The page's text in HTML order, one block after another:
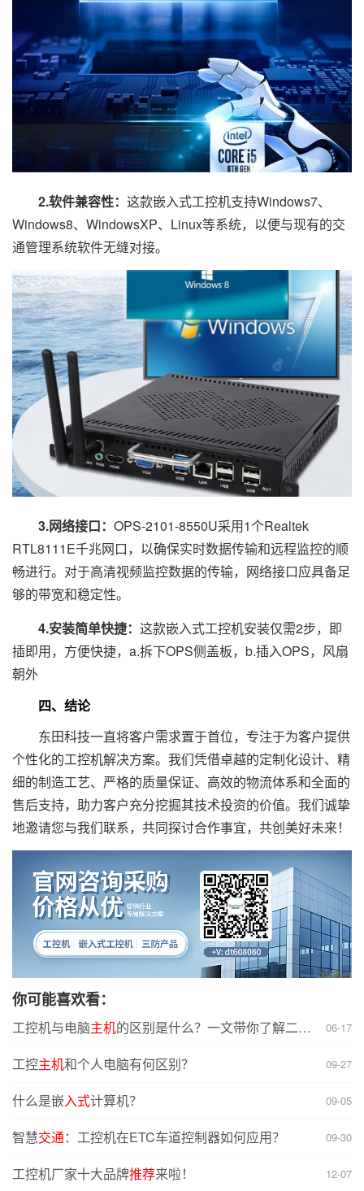
2.软件兼容性： 这款嵌入式工控机支持Windows7、
Windows8、WindowsXP、Linux等系统，以便与现有的交
通管理系统软件无缝对接。
3.网络接口： OPS-2101-8550U采用1个Realtek
RTL8111E千兆网口，以确保实时数据传输和远程监控的顺
畅进行。对于高清视频监控数据的传输，网络接口应具备足
够的带宽和稳定性。
4.安装简单快捷： 这款嵌入式工控机安装仅需2步，即
插即用，方便快捷，a.拆下OPS侧盖板，b.插入OPS，风扇
朝外
四、结论
东田科技一直将客户需求置于首位，专注于为客户提供
个性化的工控机解决方案。我们凭借卓越的定制化设计、精
细的制造工艺、严格的质量保证、高效的物流体系和全面的
售后支持，助力客户充分挖掘其技术投资的价值。我们诚挚
地邀请您与我们联系，共同探讨合作事宜，共创美好未来！
你可能喜欢看：
工控机与电脑主机的区别是什么？一文带你了解二者
06-17
工控主机和个人电脑有何区别？ 09-27
什么是嵌入式计算机？ 09-05
智慧交通：工控机在ETC车道控制器如何应用？ 09-30
工控机厂家十大品牌推荐来啦！ 12-07